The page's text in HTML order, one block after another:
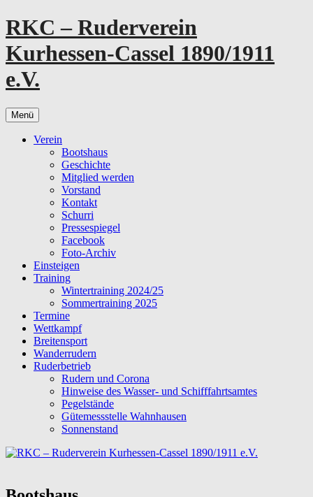
Zum
Inhalt
springen
RKC – Ruderverein
Kurhessen-Cassel 1890/1911
e.V.
Menü
Verein
Bootshaus
Geschichte
Mitglied werden
Vorstand
Kontakt
Schurri
Pressespiegel
Facebook
Foto-Archiv
Einsteigen
Training
Wintertraining 2024/25
Sommertraining 2025
Termine
Wettkampf
Breitensport
Wanderrudern
Ruderbetrieb
Rudern und Corona
Hinweise des Wasser- und Schifffahrtsamtes
Pegelstände
Gütemessstelle Wahnhausen
Sonnenstand